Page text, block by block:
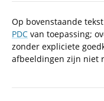
Op bovenstaande
PDC van toepassing;
zonder expliciete
afbeeldingen zijn niet